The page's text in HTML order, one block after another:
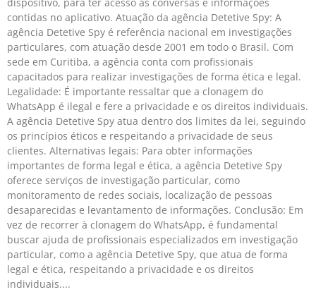
contidas no aplicativo. Atuação da agência Detetive Spy: A
agência Detetive Spy é referência nacional em investigações
particulares, com atuação desde 2001 em todo o Brasil. Com
sede em Curitiba, a agência conta com profissionais
capacitados para realizar investigações de forma ética e legal.
Legalidade: É importante ressaltar que a clonagem do
WhatsApp é ilegal e fere a privacidade e os direitos individuais.
A agência Detetive Spy atua dentro dos limites da lei, seguindo
os princípios éticos e respeitando a privacidade de seus
clientes. Alternativas legais: Para obter informações
importantes de forma legal e ética, a agência Detetive Spy
oferece serviços de investigação particular, como
monitoramento de redes sociais, localização de pessoas
desaparecidas e levantamento de informações. Conclusão: Em
vez de recorrer à clonagem do WhatsApp, é fundamental
buscar ajuda de profissionais especializados em investigação
particular, como a agência Detetive Spy, que atua de forma
legal e ética, respeitando a privacidade e os direitos
individuais.